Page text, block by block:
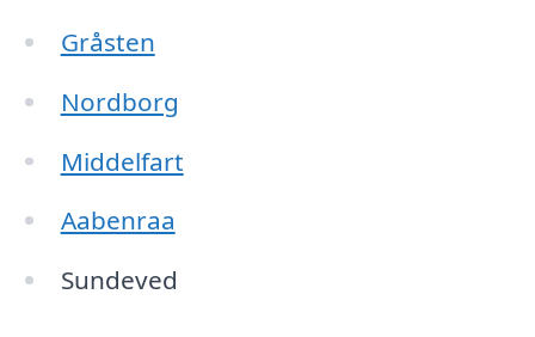
Gråsten
Nordborg
Middelfart
Aabenraa
Sundeved